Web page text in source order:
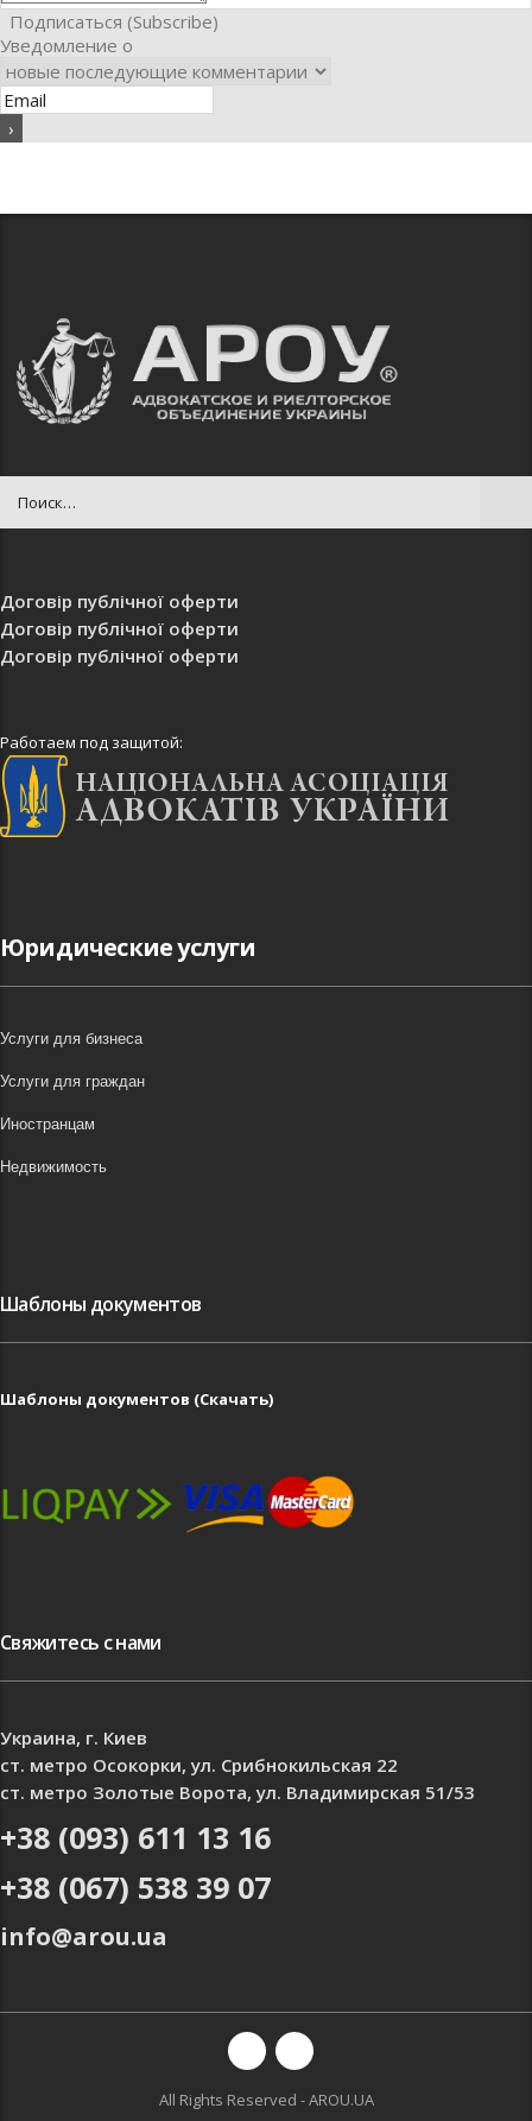
Подписаться (Subscribe)
Уведомление о
Договір публічної оферти
Договір публічної оферти
Договір публічної оферти
Работаем под защитой:
Юридические услуги
Услуги для бизнеса
Услуги для граждан
Иностранцам
Недвижимость
Шаблоны документов
Шаблоны документов (Скачать)
Свяжитесь с нами
Украина, г. Киев
ст. метро Осокорки, ул. Срибнокильская 22
ст. метро Золотые Ворота, ул. Владимирская 51/53
+38 (093) 611 13 16
+38 (067) 538 39 07
info@arou.ua
All Rights Reserved - AROU.UA